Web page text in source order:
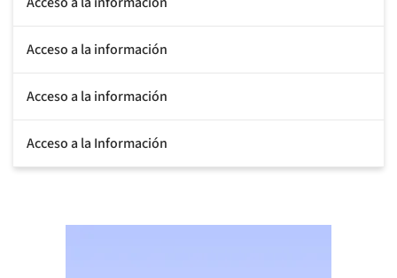
Acceso a la información
Acceso a la información
Acceso a la Información